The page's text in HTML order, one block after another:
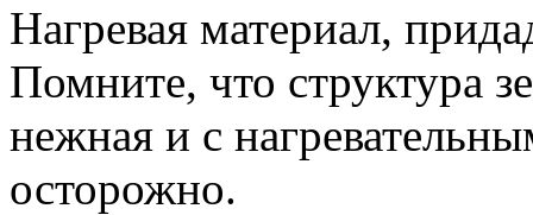
Нагревая материал,
Помните, что структура
нежная и с
осторожно.